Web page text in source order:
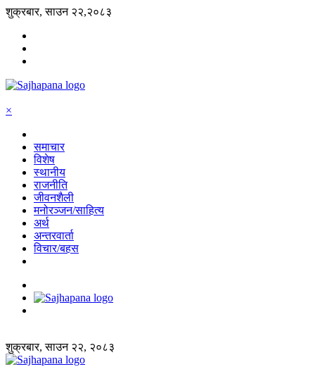
शुक्रबार, साउन २२,२०८३
×
समाचार
विशेष
स्थानीय
राजनीति
जीवनशैली
मनोरञ्जन/साहित्य
अर्थ
अन्तरवार्ता
विचार/बहस
शुक्रबार, साउन २२, २०८३